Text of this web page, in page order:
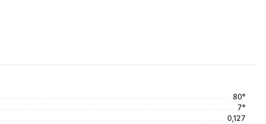
80°
7°
0,127